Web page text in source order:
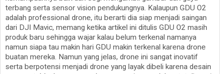
terbang serta sensor vision pendukungnya. Kalaupun GDU O2
adalah professional drone, itu berarti dia siap menjadi saingan
dari DJI Mavic, memang ketika artikel ini ditulis GDU O2 masih
produk baru sehingga wajar kalau belum terkenal namanya
namun siapa tau makin hari GDU makin terkenal karena drone
buatan mereka. Namun yang jelas, drone ini sangat inovatif
serta berpotensi menjadi drone yang layak dibeli karena desain